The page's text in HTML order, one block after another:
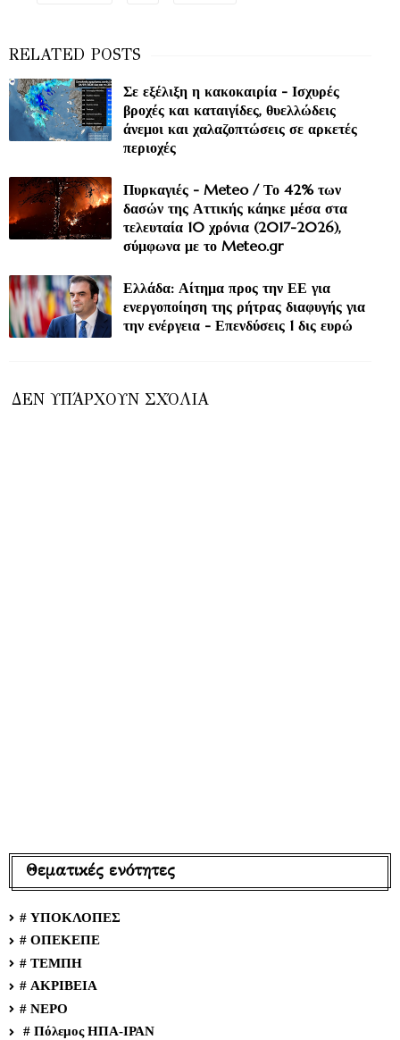
Σε εξέλιξη η κακοκαιρία - Ισχυρές
βροχές και καταιγίδες, θυελλώδεις
άνεμοι και χαλαζοπτώσεις σε αρκετές
περιοχές
Πυρκαγιές - Meteo / Το 42% των
δασών της Αττικής κάηκε μέσα στα
τελευταία 10 χρόνια (2017-2026),
σύμφωνα με το Meteo.gr
Ελλάδα: Αίτημα προς την ΕΕ για
ενεργοποίηση της ρήτρας διαφυγής για
την ενέργεια - Επενδύσεις 1 δις ευρώ
ΔΕΝ ΥΠΆΡΧΟΥΝ ΣΧΌΛΙΑ
Θεματικές ενότητες
# ΥΠΟΚΛΟΠΕΣ
# ΟΠΕΚΕΠΕ
# ΤΕΜΠΗ
# ΑΚΡΙΒΕΙΑ
# ΝΕΡΟ
# Πόλεμος ΗΠΑ-ΙΡΑΝ